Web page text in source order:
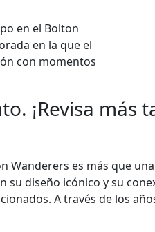
en el Bolton
en la que el
con momentos
¡Revisa más
es más que
su diseño icónico y su
A través de los